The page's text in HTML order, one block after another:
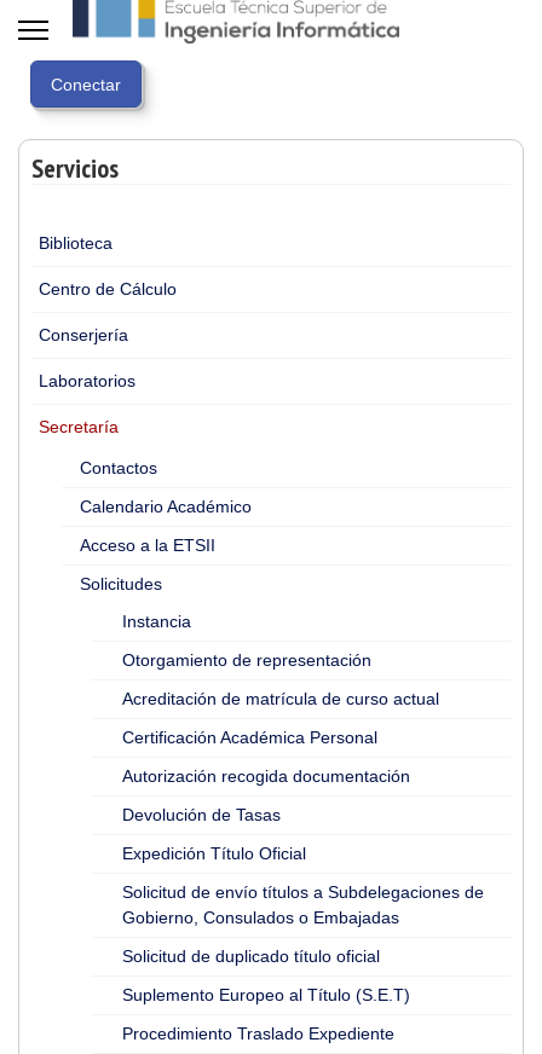
Servicios
Biblioteca
Centro de Cálculo
Conserjería
Laboratorios
Secretaría
Contactos
Calendario Académico
Acceso a la ETSII
Solicitudes
Instancia
Otorgamiento de representación
Acreditación de matrícula de curso actual
Certificación Académica Personal
Autorización recogida documentación
Devolución de Tasas
Expedición Título Oficial
Solicitud de envío títulos a Subdelegaciones de
Gobierno, Consulados o Embajadas
Solicitud de duplicado título oficial
Suplemento Europeo al Título (S.E.T)
Procedimiento Traslado Expediente